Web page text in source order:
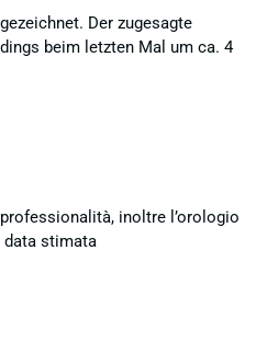
Der zugesagte
beim letzten Mal um ca. 4
inoltre l’orologio
stimata